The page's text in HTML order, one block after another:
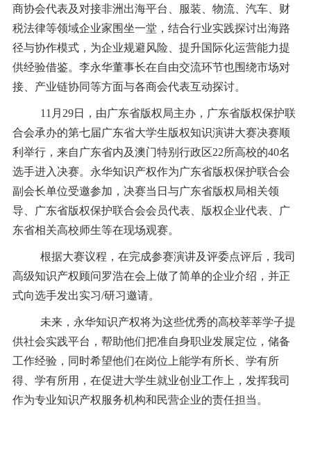
商协会代表及对接非洲出海平台、服装、物流、汽车、财
税法律等领域企业家围坐一堂，结合行业实践探讨出海路
径与协作模式，为企业规避风险、提升国际化运营能力提
供经验借鉴。李永华董事长在自由交流环节也围绕市场对
接、产业链协同等方面与各商会代表互动探讨。
11月29日，由广东省版权局主办，广东省版权保护联
合会承办的第七届广东省大学生版权知识演讲大赛决赛顺
利举行，来自广东省内及澳门特别行政区22所高校的40名
选手进入决赛。永华知识产权作为广东省版权保护联合会
副会长单位受邀参加，决赛当日与广东省版权局相关领
导、广东省版权保护联合会会员代表、版权企业代表、广
东省相关高校师生等在现场观赛。
根据大赛议程，在完成参赛演讲及评委点评后，我司
高级知识产权顾问罗浩在会上做了简单的企业介绍，并正
式向选手发出实习/研习邀请。
未来，永华知识产权将为这些优秀的高校莘莘学子提
供社会实践平台，帮助他们把准自身职业发展定位，储备
工作经验，同时希望他们在岗位上能学有所长、学有所
得、学有所用，在促进大学生就业创业工作上，发挥我司
作为专业知识产权服务机构和民营企业的责任担当。